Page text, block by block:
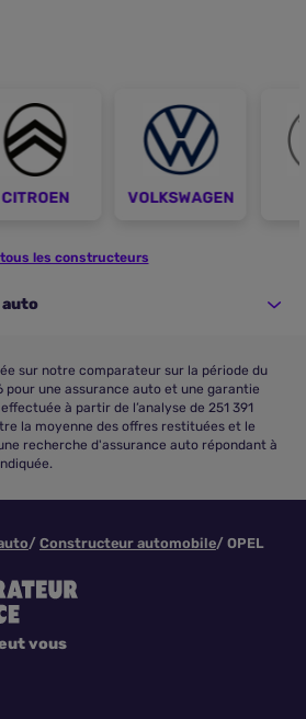
CITROEN VOLKSWAGEN
tous les constructeurs
auto
sur notre comparateur sur la période du
une assurance auto et une garantie
à partir de l’analyse de 251 391
la moyenne des offres restituées et le
recherche d'assurance auto répondant à
Constructeur automobile OPEL
vous